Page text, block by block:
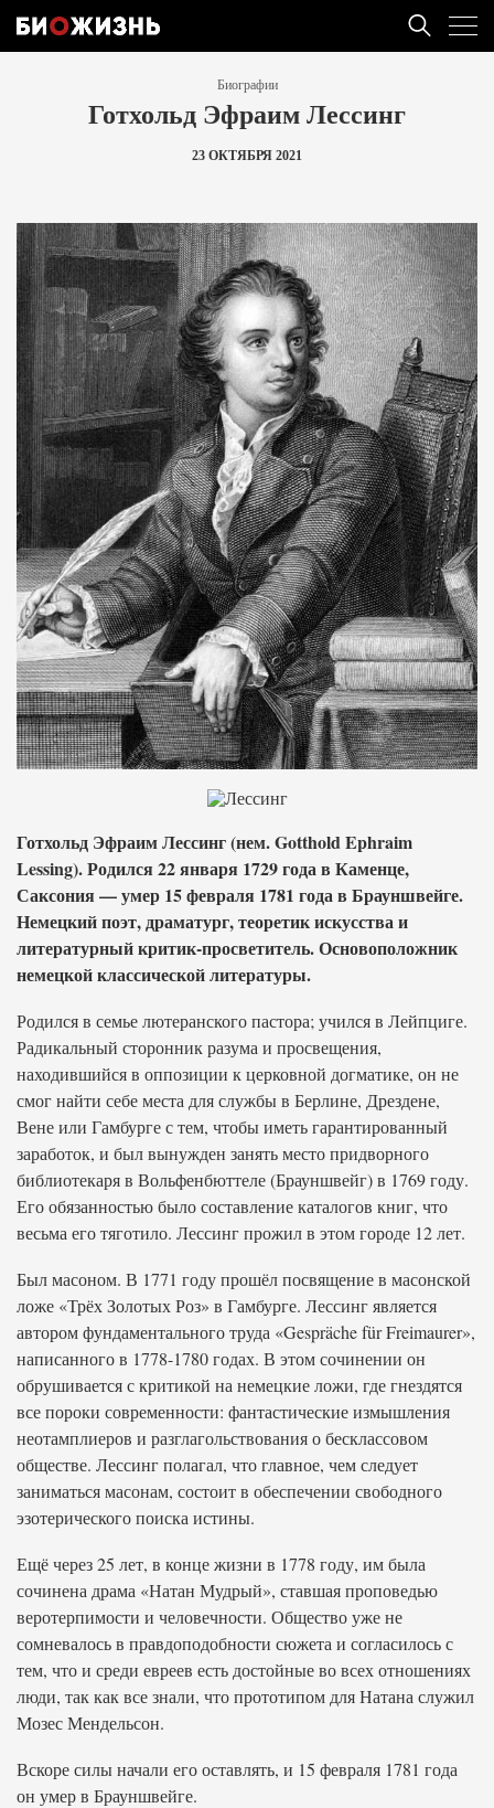
Биографии
Готхольд Эфраим Лессинг
23 ОКТЯБРЯ 2021
Готхольд Эфраим Лессинг (нем. Gotthold Ephraim
Lessing). Родился 22 января 1729 года в Каменце,
Саксония — умер 15 февраля 1781 года в Брауншвейге.
Немецкий поэт, драматург, теоретик искусства и
литературный критик-просветитель. Основоположник
немецкой классической литературы.
Родился в семье лютеранского пастора; учился в Лейпциге.
Радикальный сторонник разума и просвещения,
находившийся в оппозиции к церковной догматике, он не
смог найти себе места для службы в Берлине, Дрездене,
Вене или Гамбурге с тем, чтобы иметь гарантированный
заработок, и был вынужден занять место придворного
библиотекаря в Вольфенбюттеле (Брауншвейг) в 1769 году.
Его обязанностью было составление каталогов книг, что
весьма его тяготило. Лессинг прожил в этом городе 12 лет.
Был масоном. В 1771 году прошёл посвящение в масонской
ложе «Трёх Золотых Роз» в Гамбурге. Лессинг является
автором фундаментального труда «Gespräche für Freimaurer»,
написанного в 1778-1780 годах. В этом сочинении он
обрушивается с критикой на немецкие ложи, где гнездятся
все пороки современности: фантастические измышления
неотамплиеров и разглагольствования о бесклассовом
обществе. Лессинг полагал, что главное, чем следует
заниматься масонам, состоит в обеспечении свободного
эзотерического поиска истины.
Ещё через 25 лет, в конце жизни в 1778 году, им была
сочинена драма «Натан Мудрый», ставшая проповедью
веротерпимости и человечности. Общество уже не
сомневалось в правдоподобности сюжета и согласилось с
тем, что и среди евреев есть достойные во всех отношениях
люди, так как все знали, что прототипом для Натана служил
Мозес Мендельсон.
Вскоре силы начали его оставлять, и 15 февраля 1781 года
он умер в Брауншвейге.